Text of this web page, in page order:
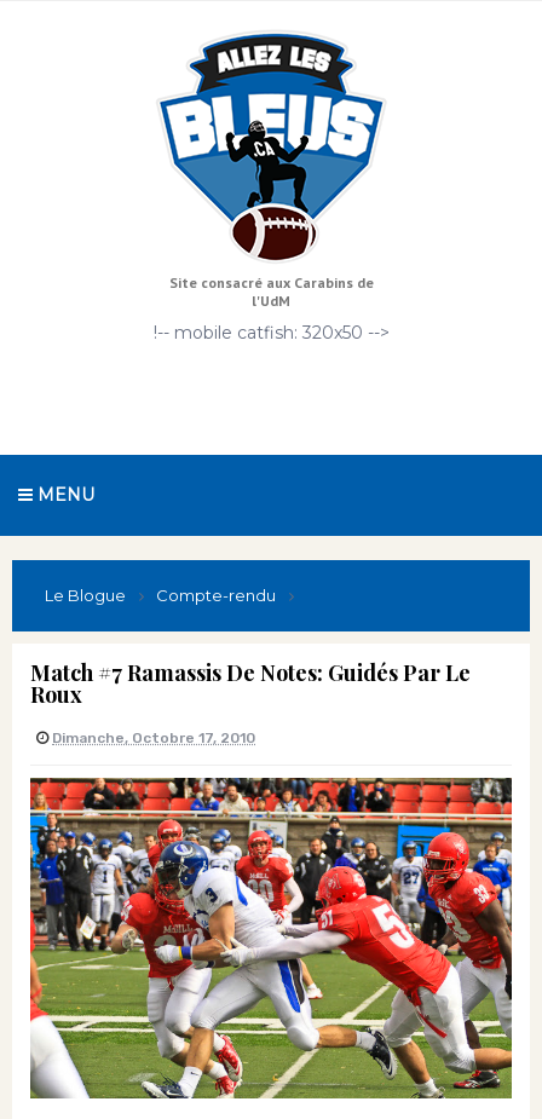
Site consacré aux Carabins de
l'UdM
!-- mobile catfish: 320x50 -->
MENU
Le Blogue Compte-rendu
Match #7 Ramassis De Notes: Guidés Par Le
Roux
Dimanche, Octobre 17, 2010